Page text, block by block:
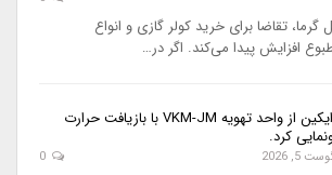
تقاضا برای خرید کولر گازی و انواع
افزایش پیدا می‌کند. اگر در…
دایکین از واحد تهویه VKM-JM با بازیافت حرارت
کرد.
5, 2026